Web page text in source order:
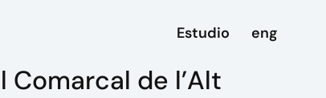
Estudio eng
de l’Alt